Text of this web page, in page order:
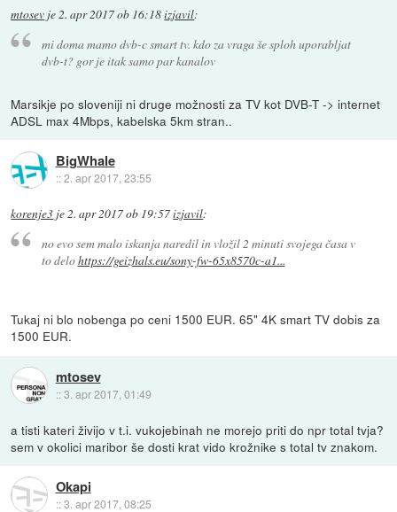
mtosev je2. apr 2017 ob 16:18izjavil:
mi doma mamo dvb-c smart tv. kdo za vraga še sploh uporabljat
dvb-t? gor je itak samo par kanalov
Marsikje po sloveniji ni druge možnosti za TV kot DVB-T -> internet
ADSL max 4Mbps, kabelska 5km stran..
BigWhale
::2. apr 2017, 23:55
korenje3 je2. apr 2017 ob 19:57izjavil:
no evo sem malo iskanja naredil in vložil 2 minuti svojega časa v
to delohttps://geizhals.eu/sony-fw-65x8570c-a1...
Tukaj ni blo nobenga po ceni 1500 EUR. 65" 4K smart TV dobis za
1500 EUR.
mtosev
::3. apr 2017, 01:49
a tisti kateri živijo v t.i. vukojebinah ne morejo priti do npr total tvja?
sem v okolici maribor še dosti krat vido krožnike s total tv znakom.
Okapi
::3. apr 2017, 08:25